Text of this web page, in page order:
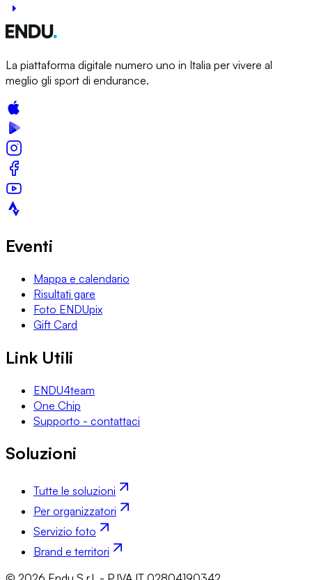
La piattaforma digitale numero uno in Italia per vivere al
meglio gli sport di endurance.
Eventi
Mappa e calendario
Risultati gare
Foto ENDUpix
Gift Card
Link Utili
ENDU4team
One Chip
Supporto - contattaci
Soluzioni
Tutte le soluzioni
Per organizzatori
Servizio foto
Brand e territori